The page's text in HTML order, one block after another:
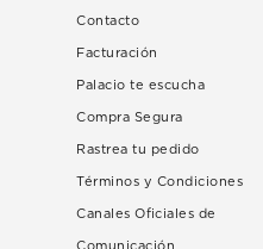
Contacto
Facturación
Palacio te escucha
Compra Segura
Rastrea tu pedido
Términos y Condiciones
Canales Oficiales de
Comunicación